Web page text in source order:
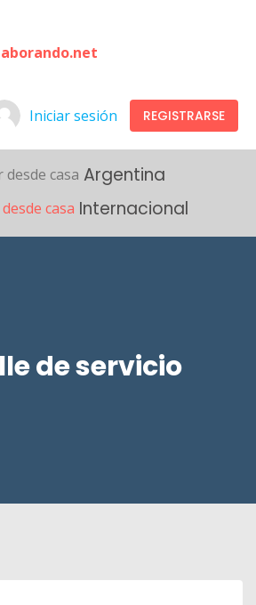
Iniciar sesión REGISTRARSE
Argentina
Internacional
de servicio